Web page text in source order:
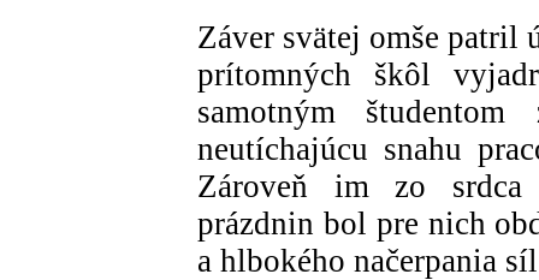
Záver svätej omše patril
prítomných škôl
samotným
neutíchajúcu snahu
Zároveň im zo srdca
prázdnin bol pre nich
a hlbokého načerpania